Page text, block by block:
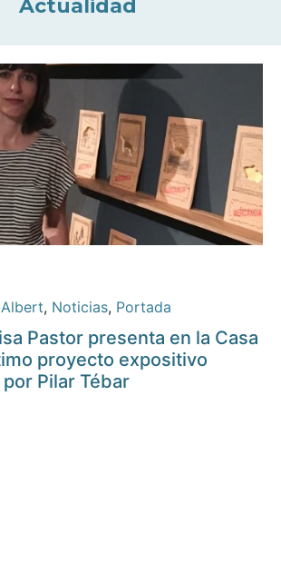
Actualidad
, Noticias, Portada
Pastor presenta en la Casa
proyecto expositivo
Pilar Tébar